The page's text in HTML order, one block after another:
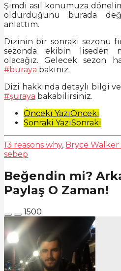
Şimdi asıl konumuza
öldürdüğünü burada
anlattım.
Dizinin bir sonraki sezonu
sezonda ekibin liseden
olacağız. Gelecek sezon
#buraya bakınız.
Dizi hakkında detaylı bilgi
#şuraya bakabilirsiniz.
Post
Pagination
Önceki YazıÖnceki
Sonraki YazıSonraki
13 reasons why, Bryce
sebep
Beğendin mi?
Paylaş O Zaman!
1500